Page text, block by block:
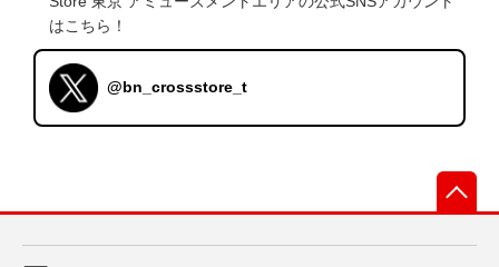
はこちら！
@bn_crossstore_t